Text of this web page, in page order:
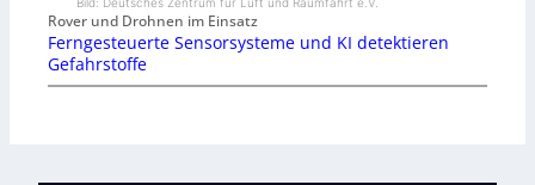
Rover und Drohnen im Einsatz
Ferngesteuerte Sensorsysteme und KI detektieren
Gefahrstoffe